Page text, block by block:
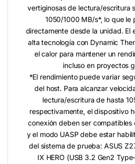
vertiginosas de lectura/escritura
1050/1000 MB/s*, lo que le
directamente desde la unidad. El
alta tecnología con Dynamic
el calor para mantener un
incluso en proyectos
*El rendimiento puede variar
del host. Para alcanzar
lectura/escritura de hasta
respectivamente, el dispositivo
conexión deben ser compatibles
y el modo UASP debe estar
del sistema de prueba: ASUS
IX HERO (USB 3.2 Gen2